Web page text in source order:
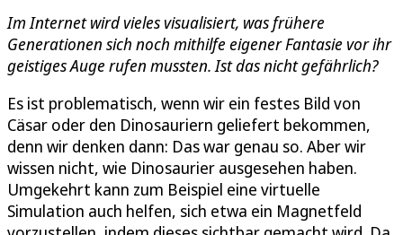
Im Internet wird vieles visualisiert, was frühere
Generationen sich noch mithilfe eigener Fantasie vor ihr
geistiges Auge rufen mussten. Ist das nicht gefährlich?
Es ist problematisch, wenn wir ein festes Bild von
Cäsar oder den Dinosauriern geliefert bekommen,
denn wir denken dann: Das war genau so. Aber wir
wissen nicht, wie Dinosaurier ausgesehen haben.
Umgekehrt kann zum Beispiel eine virtuelle
Simulation auch helfen, sich etwa ein Magnetfeld